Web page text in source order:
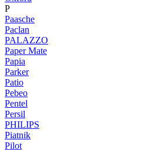
P
Paasche
Paclan
PALAZZO
Paper Mate
Papia
Parker
Patio
Pebeo
Pentel
Persil
PHILIPS
Piatnik
Pilot